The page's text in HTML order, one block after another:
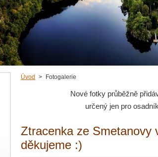
Úvod > Fotogalerie
Nové fotky průběžně
určený jen pro
Ztracenka ze Smetanovy
děkujeme :)